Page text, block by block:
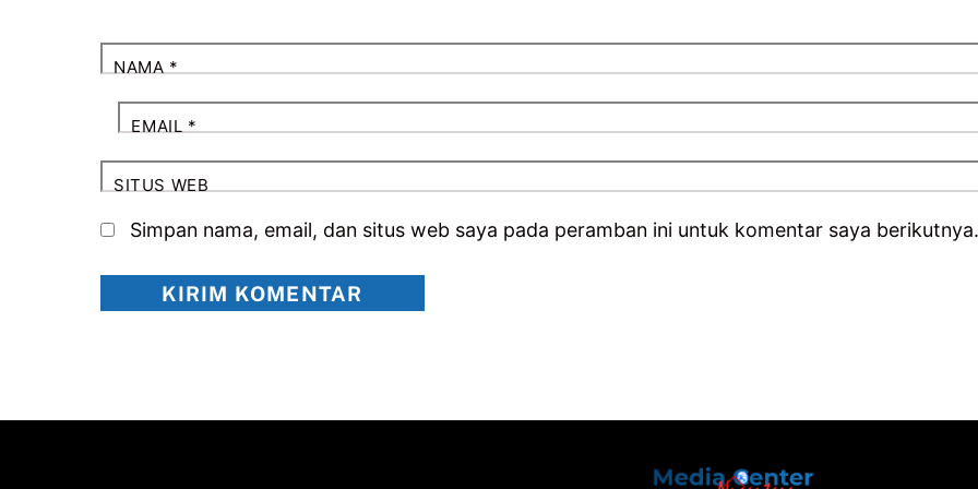
NAMA*
EMAIL*
SITUS WEB
Simpan nama, email, dan situs web saya pada peramban ini untuk komentar saya
Back